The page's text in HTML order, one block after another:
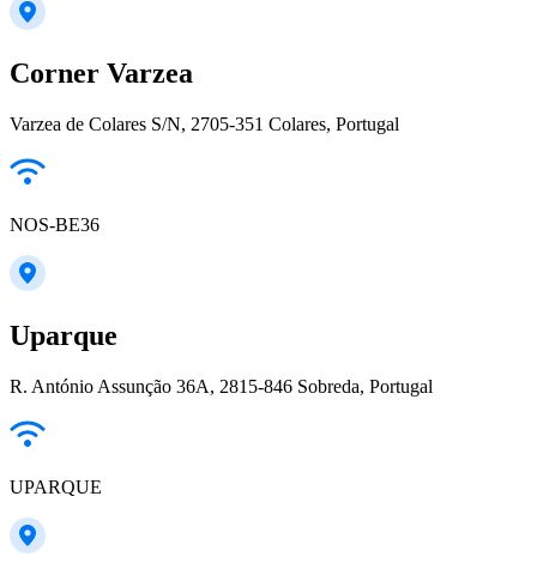
Corner Varzea
Varzea de Colares S/N, 2705-351 Colares, Portugal
NOS-BE36
Uparque
R. António Assunção 36A, 2815-846 Sobreda, Portugal
UPARQUE